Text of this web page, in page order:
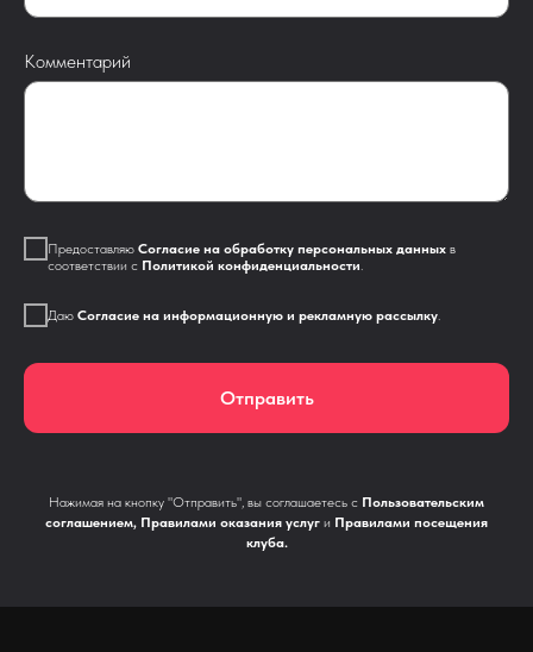
Комментарий
Предоставляю Согласие на обработку персональных данных в
соответствии с Политикой конфиденциальности.
Даю Согласие на информационную и рекламную рассылку
Отправить
Нажимая на кнопку "Отправить", вы соглашаетесь с Пользовательским
соглашением, Правилами оказания услуг и Правилами посещения
клуба.